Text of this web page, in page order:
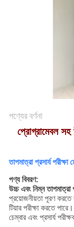
নীতি
পণ্যের বর্ণনা
প্রোগ্রামেবল সহ
তাপমাত্রা প্রসার্য
পণ্য বিবরণ:
উচ্চ এবং নিম্ন তাপমাত্রা
প্রয়োজনীয়তা পূরণ করতে
টিয়ার পরীক্ষা করতে
চেম্বার এবং প্রসার্য